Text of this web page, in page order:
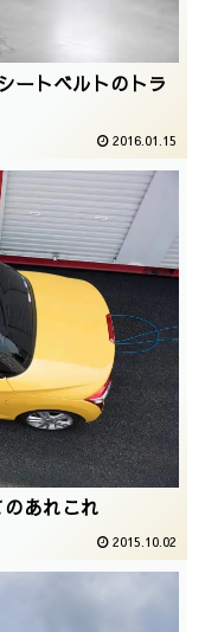
ートベルトのトラ
2016.01.15
あれこれ
2015.10.02